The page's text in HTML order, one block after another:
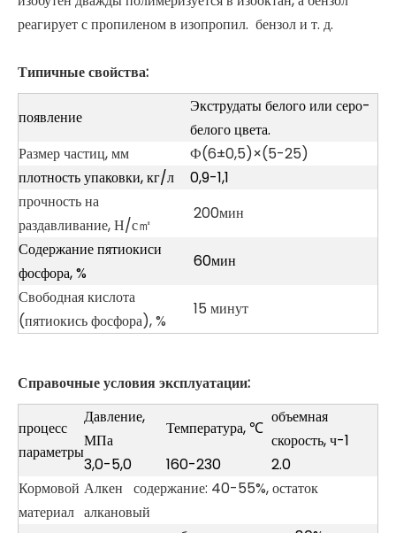
реагирует с пропиленом в изопропил. бензол и т. д.
Типичные свойства:
появление
Экструдаты белого или серо-
белого цвета.
Размер частиц, мм
Ф(6±0,5)×(5-25)
плотность упаковки, кг/л
0,9-1,1
прочность на
раздавливание, Н/с㎡
200мин
Содержание пятиокиси
фосфора, %
60мин
Свободная кислота
(пятиокись фосфора), %
15 минут
Справочные условия эксплуатации:
процесс
параметры
Давление,
МПа
Температура, ℃
объемная
скорость, ч-1
3,0-5,0
160-230
2.0
Кормовой
материал
Алкен содержание: 40-55%, остаток
алкановый